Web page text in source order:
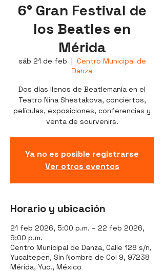
6° Gran Festival de
los Beatles en
Mérida
sáb 21 de feb
  |
Centro Municipal de
Danza
Dos días llenos de Beatlemanía en el
Teatro Nina Shestakova, conciertos,
películas, exposiciones, conferencias y
venta de sourvenirs.
Ya no es posible registrarse
Ver otros eventos
Horario y ubicación
21 feb 2026, 5:00 p.m. – 22 feb 2026,
9:00 p.m.
Centro Municipal de Danza, Calle 128 s/n,
Yucaltepen, Sin Nombre de Col 9, 97238
Mérida, Yuc., México